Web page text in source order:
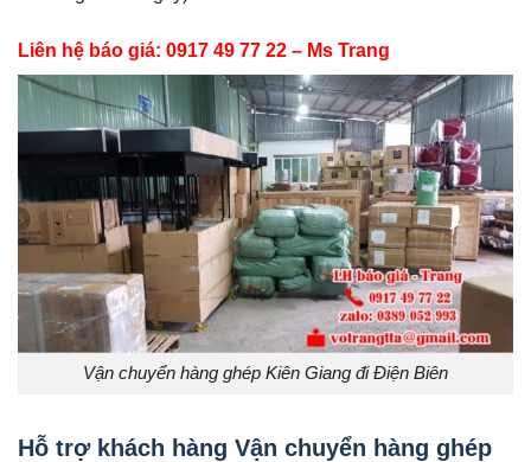
Liên hệ báo giá: 0917 49 77 22 – Ms Trang
Vận chuyển hàng ghép Kiên Giang đi Điện Biên
Hỗ trợ khách hàng Vận chuyển hàng ghép